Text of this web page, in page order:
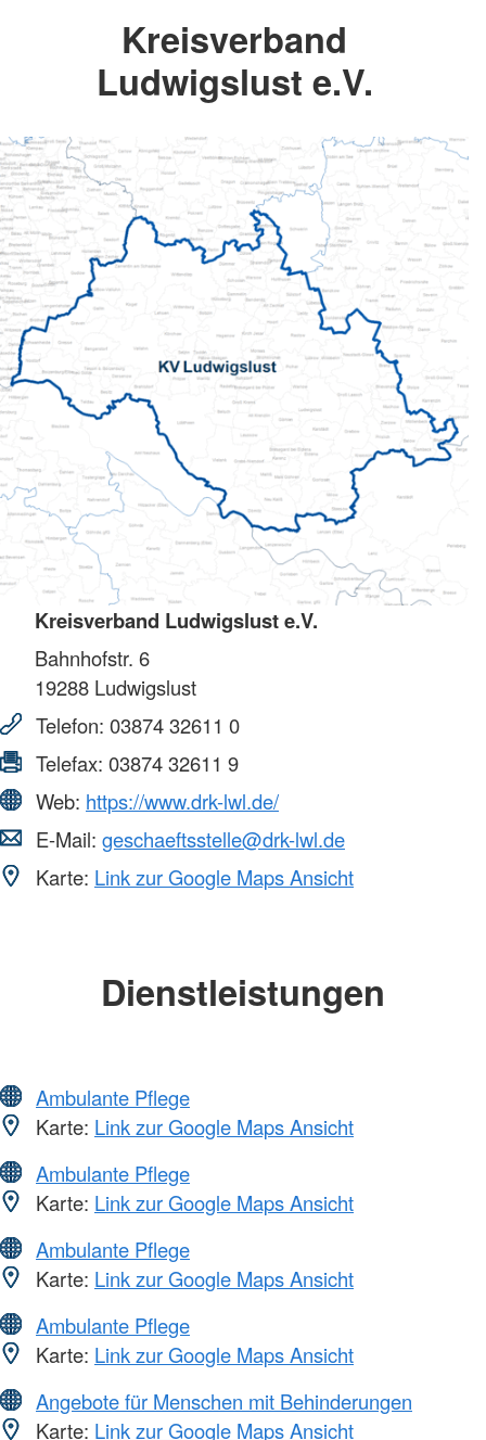
Kreisverband
Ludwigslust e.V.
Kreisverband Ludwigslust e.V.
Bahnhofstr. 6
19288 Ludwigslust
Telefon: 03874 32611 0
Telefax: 03874 32611 9
Web: https://www.drk-lwl.de/
E-Mail: geschaeftsstelle@drk-lwl.de
Karte: Link zur Google Maps Ansicht
Dienstleistungen
Ambulante Pflege
Karte: Link zur Google Maps Ansicht
Ambulante Pflege
Karte: Link zur Google Maps Ansicht
Ambulante Pflege
Karte: Link zur Google Maps Ansicht
Ambulante Pflege
Karte: Link zur Google Maps Ansicht
Angebote für Menschen mit Behinderungen
Karte: Link zur Google Maps Ansicht